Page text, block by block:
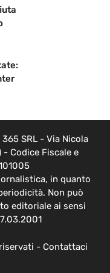
SRL - Via Nicola
- Codice Fiscale e
in quanto
Non può
editoriale ai sensi
- Contattaci